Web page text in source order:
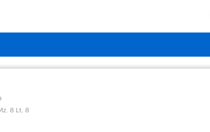
8 Lt. 8